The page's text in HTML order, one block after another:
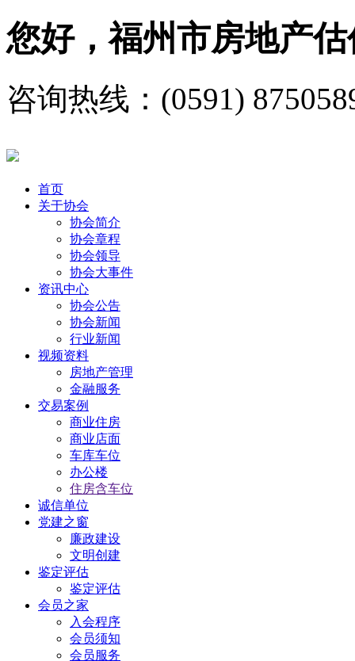
您好，福州市房地产
咨询热线：(0591)
首页
关于协会
协会简介
协会章程
协会领导
协会大事件
资讯中心
协会公告
协会新闻
行业新闻
视频资料
房地产管理
金融服务
交易案例
商业住房
商业店面
车库车位
办公楼
住房含车位
诚信单位
党建之窗
廉政建设
文明创建
鉴定评估
鉴定评估
会员之家
入会程序
会员须知
会员服务